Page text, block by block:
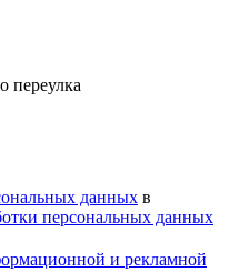
данных в
персональных данных
и рекламной